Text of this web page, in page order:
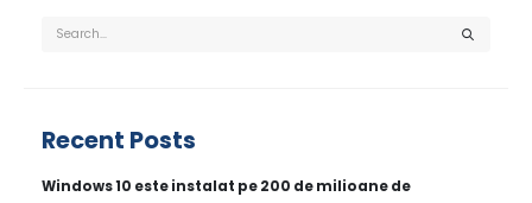
Recent Posts
Windows 10 este instalat pe 200 de milioane de